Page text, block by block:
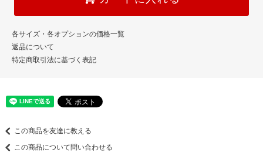
各サイズ・各オプションの価格一覧
返品について
特定商取引法に基づく表記
この商品を友達に教える
この商品について問い合わせる